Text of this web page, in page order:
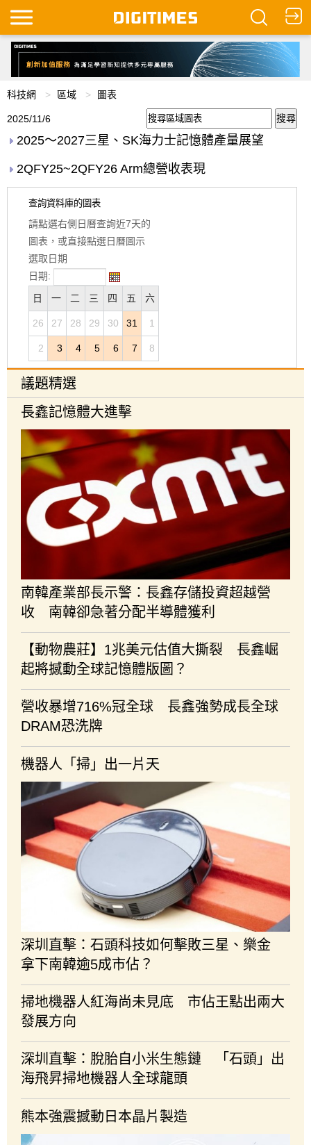
科技網 區域 圖表
2025/11/6
2025～2027三星、SK海力士記憶體產量展望
2QFY25~2QFY26 Arm總營收表現
查詢資料庫的圖表
請點選右側日曆查詢近7天的
圖表，或直接點選日曆圖示
選取日期
日期:
日
一 二 三 四 五 六
26 27 28 29 30 31 1
2 3 4 5 6 7 8
議題精選
長鑫記憶體大進擊
南韓產業部長示警：長鑫存儲投資超越營
收 南韓卻急著分配半導體獲利
【動物農莊】1兆美元估值大撕裂 長鑫崛
起將撼動全球記憶體版圖？
營收暴增716%冠全球 長鑫強勢成長全球
DRAM恐洗牌
機器人「掃」出一片天
深圳直擊：石頭科技如何擊敗三星、樂金
拿下南韓逾5成市佔？
掃地機器人紅海尚未見底 市佔王點出兩大
發展方向
深圳直擊：脫胎自小米生態鏈 「石頭」出
海飛昇掃地機器人全球龍頭
熊本強震撼動日本晶片製造